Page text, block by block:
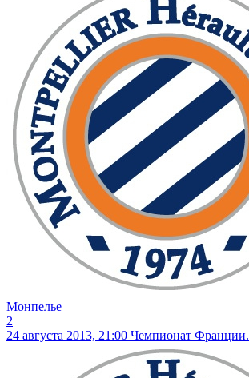
Монпелье
2
24 августа 2013, 21:00 Чемпионат Франции.